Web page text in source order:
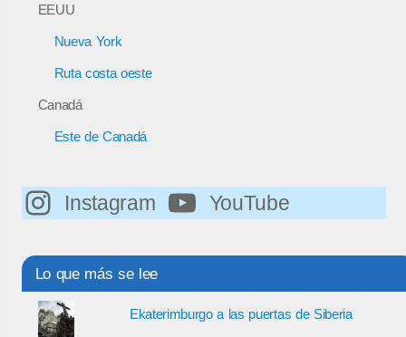
EEUU
Nueva York
Ruta costa oeste
Canadá
Este de Canadá
Instagram YouTube
Lo que más se lee
Ekaterimburgo a las puertas de Siberia